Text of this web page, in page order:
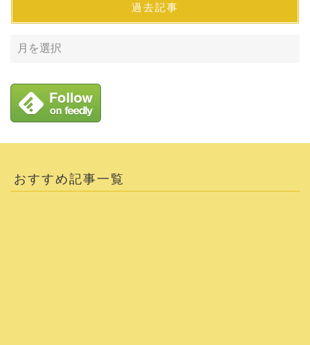
過去記事
おすすめ記事一覧